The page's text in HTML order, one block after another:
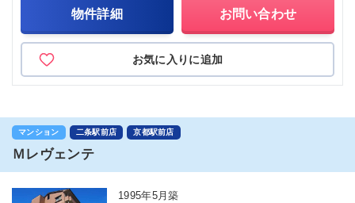
物件詳細 お問い合わせ
お気に入りに追加
マンション 二条駅前店 京都駅前店
Ｍレヴェンテ
1995年5月築